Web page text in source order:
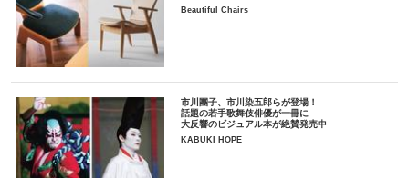
Beautiful Chairs
市川團子、市川染五郎らが登場！
話題の若手歌舞伎俳優が一冊に
大反響のビジュアル本が絶賛発売中
KABUKI HOPE